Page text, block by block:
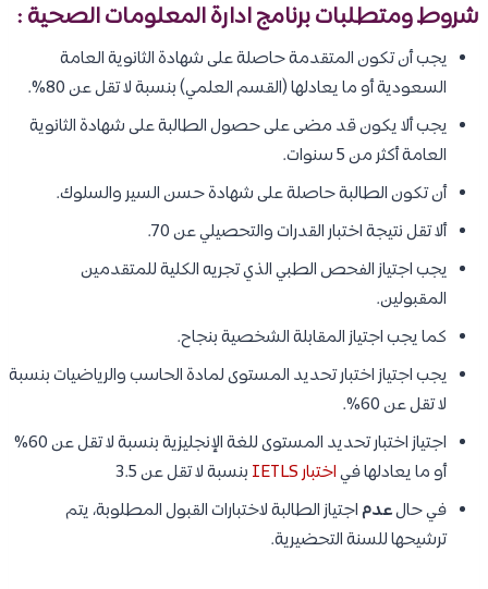
شروط ومتطلبات برنامج ادارة المعلومات الصحية :
يجب أن تكون المتقدمة حاصلة على شهادة الثانوية العامة
السعودية أو ما يعادلها (القسم العلمي) بنسبة لا تقل عن 80%.
يجب ألا يكون قد مضى على حصول الطالبة على شهادة الثانوية
العامة أكثر من 5 سنوات.
أن تكون الطالبة حاصلة على شهادة حسن السير والسلوك.
ألا تقل نتيجة اختبار القدرات والتحصيلي عن 70.
يجب اجتياز الفحص الطبي الذي تجريه الكلية للمتقدمين
المقبولين.
كما يجب اجتياز المقابلة الشخصية بنجاح.
يجب اجتياز اختبار تحديد المستوى لمادة الحاسب والرياضيات بنسبة
لا تقل عن 60%.
اجتياز اختبار تحديد المستوى للغة الإنجليزية بنسبة لا تقل عن 60%
أو ما يعادلها فياختبار IETLS
بنسبة لا تقل عن 3.5
في حالعدماجتياز الطالبة لاختبارات القبول المطلوبة، يتم
ترشيحها للسنة التحضيرية.